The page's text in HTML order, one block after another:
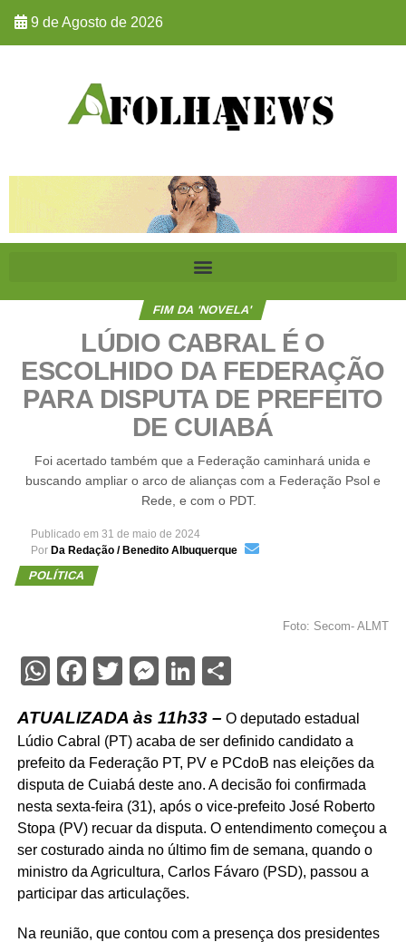
9 de Agosto de 2026
FIM DA 'NOVELA'
LÚDIO CABRAL É O
ESCOLHIDO DA FEDERAÇÃO
PARA DISPUTA DE PREFEITO
DE CUIABÁ
Foi acertado também que a Federação caminhará unida e
buscando ampliar o arco de alianças com a Federação Psol e
Rede, e com o PDT.
Publicado em 31 de maio de 2024
Por Da Redação / Benedito Albuquerque
POLÍTICA
Foto: Secom- ALMT
WhatsApp
Facebook
Twitter
Messenger
LinkedIn
Share
ATUALIZADA às 11h33 – O deputado estadual
Lúdio Cabral (PT) acaba de ser definido candidato a
prefeito da Federação PT, PV e PCdoB nas eleições da
disputa de Cuiabá deste ano. A decisão foi confirmada
nesta sexta-feira (31), após o vice-prefeito José Roberto
Stopa (PV) recuar da disputa. O entendimento começou a
ser costurado ainda no último fim de semana, quando o
ministro da Agricultura, Carlos Fávaro (PSD), passou a
participar das articulações.
Na reunião, que contou com a presença dos presidentes